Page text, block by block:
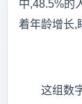
中,48.5%的
着年龄增长,
这组数